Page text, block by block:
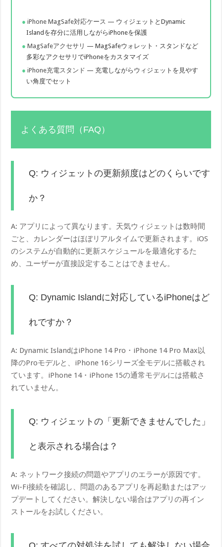
iPhone MagSafe対応ケース — ウィジェットとDynamic
Islandを存分に活用しながらiPhoneを保護
MagSafeアクセサリ — MagSafeウォレット・スタンドなど
多彩なアクセサリでiPhoneをカスタマイズ
iPhone充電スタンド — 充電しながらウィジェットを見やす
い角度でセット
よくある質問（FAQ）
Q: ウィジェットの更新頻度はどのくらいです
か？
A: アプリによって異なります。天気ウィジェットは数時間
ごと、カレンダーはほぼリアルタイムで更新されます。iOS
のシステムが自動的に更新スケジュールを最適化するた
め、ユーザーが直接設定することはできません。
Q: Dynamic Islandに対応しているiPhoneはど
れですか？
A: Dynamic IslandはiPhone 14 Pro・iPhone 14 Pro Max以
降のProモデルと、iPhone 16シリーズ全モデルに搭載され
ています。iPhone 14・iPhone 15の通常モデルには搭載さ
れていません。
Q: ウィジェットの「更新できませんでした」
と表示される場合は？
A: ネットワーク接続の問題やアプリのエラーが原因です。
Wi-Fi接続を確認し、問題のあるアプリを再起動またはアッ
プデートしてください。解決しない場合はアプリの再イン
ストールをお試しください。